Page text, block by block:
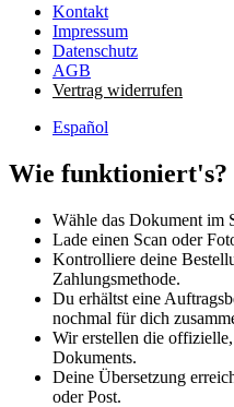
Kontakt
Impressum
Datenschutz
AGB
Vertrag widerrufen
Español
Wie funktioniert's?
Wähle das Dokument im
Lade einen Scan oder
Kontrolliere deine
Zahlungsmethode.
Du erhältst eine
nochmal für dich
Wir erstellen die
Dokuments.
Deine Übersetzung
oder Post.